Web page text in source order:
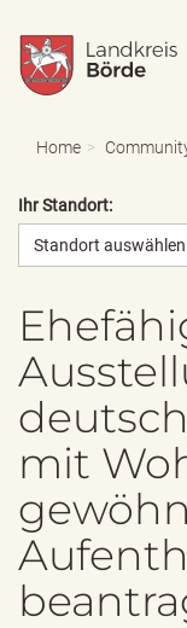
Home
Ihr Standort:
Standort auswählen
mit